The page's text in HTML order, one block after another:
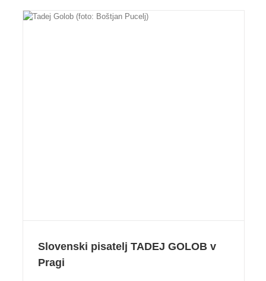
Slovenski pisatelj TADEJ GOLOB v
Pragi